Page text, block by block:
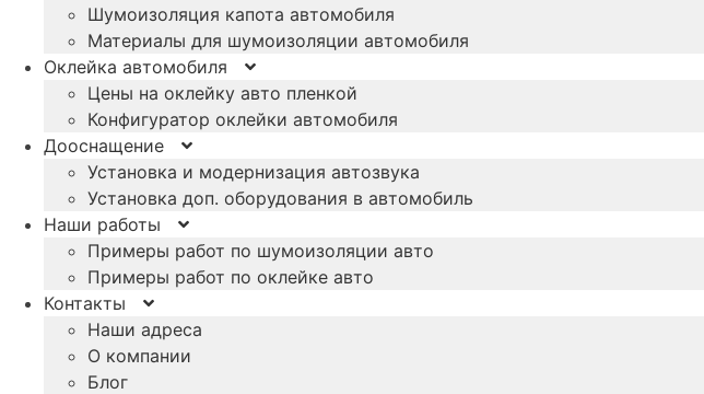
Шумоизоляция капота автомобиля
Материалы для шумоизоляции автомобиля
Оклейка автомобиля
Цены на оклейку авто пленкой
Конфигуратор оклейки автомобиля
Дооснащение
Установка и модернизация автозвука
Установка доп. оборудования в автомобиль
Наши работы
Примеры работ по шумоизоляции авто
Примеры работ по оклейке авто
Контакты
Наши адреса
О компании
Блог